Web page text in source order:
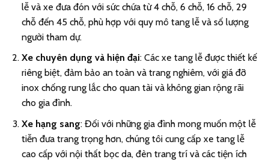
lễ và xe đưa đón với sức chứa từ 4 chỗ, 6 chỗ, 16 chỗ, 29
chỗ đến 45 chỗ, phù hợp với quy mô tang lễ và số lượng
người tham dự.
Xe chuyên dụng và hiện đại: Các xe tang lễ được thiết kế
riêng biệt, đảm bảo an toàn và trang nghiêm, với giá đỡ
inox chống rung lắc cho quan tài và không gian rộng rãi
cho gia đình.
Xe hạng sang: Đối với những gia đình mong muốn một lễ
tiễn đưa trang trọng hơn, chúng tôi cung cấp xe tang lễ
cao cấp với nội thất bọc da, đèn trang trí và các tiện ích